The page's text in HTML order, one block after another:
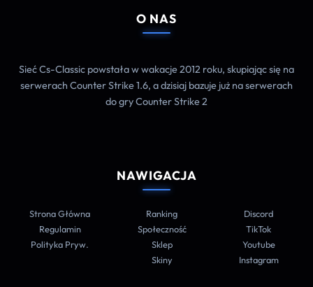
O NAS
Sieć Cs-Classic powstała w wakacje 2012 roku, skupiając się na
serwerach Counter Strike 1.6, a dzisiaj bazuje już na serwerach
do gry Counter Strike 2
NAWIGACJA
Strona Główna
Regulamin
Polityka Pryw.
Ranking
Społeczność
Sklep
Skiny
Discord
TikTok
Youtube
Instagram